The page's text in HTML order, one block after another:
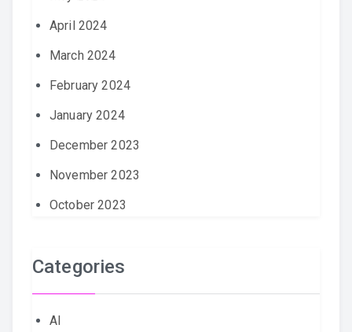
April 2024
March 2024
February 2024
January 2024
December 2023
November 2023
October 2023
Categories
AI